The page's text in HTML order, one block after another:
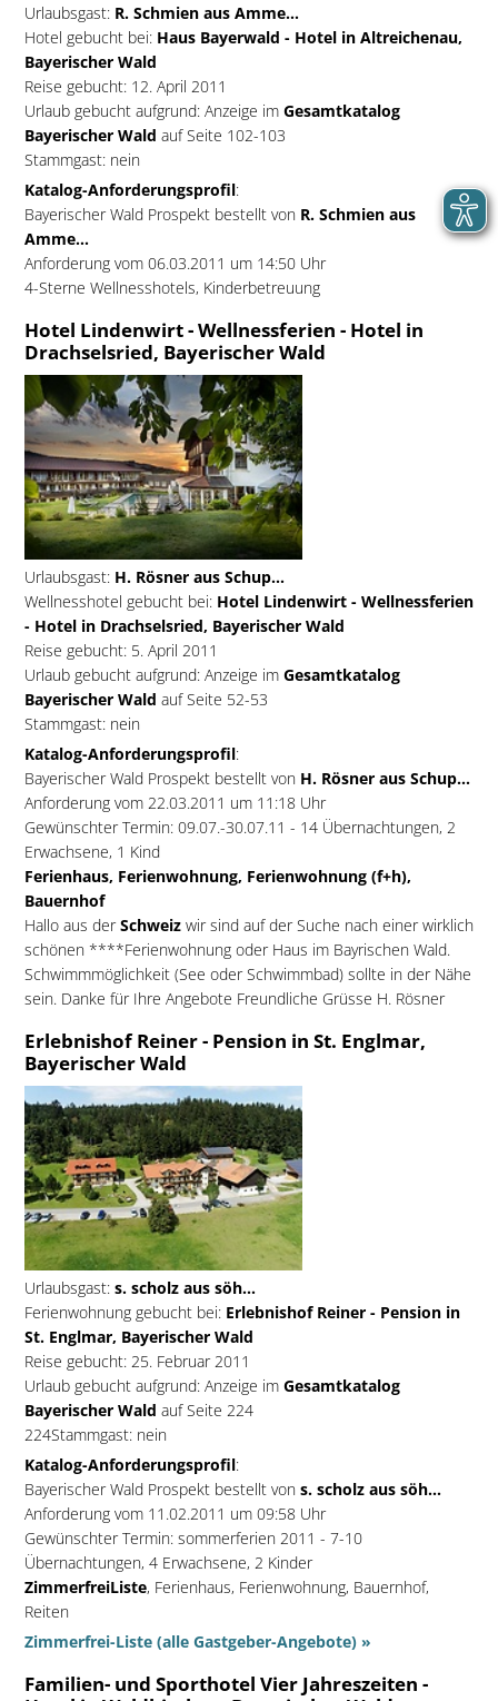
Urlaubsgast:R. Schmien aus Amme...
Hotel gebucht bei:Haus Bayerwald - Hotel in Altreichenau,
Bayerischer Wald
Reise gebucht: 12. April 2011
Urlaub gebucht aufgrund: Anzeige im Gesamtkatalog
Bayerischer Wald auf Seite 102-103
Stammgast: nein
Katalog-Anforderungsprofil:
Bayerischer Wald Prospekt bestellt von R. Schmien aus
Amme...
Anforderung vom 06.03.2011 um 14:50 Uhr
4-Sterne Wellnesshotels, Kinderbetreuung
Hotel Lindenwirt - Wellnessferien - Hotel in
Drachselsried, Bayerischer Wald
Urlaubsgast:H. Rösner aus Schup...
Wellnesshotel gebucht bei:Hotel Lindenwirt - Wellnessferien
- Hotel in Drachselsried, Bayerischer Wald
Reise gebucht: 5. April 2011
Urlaub gebucht aufgrund: Anzeige im Gesamtkatalog
Bayerischer Wald auf Seite 52-53
Stammgast: nein
Katalog-Anforderungsprofil:
Bayerischer Wald Prospekt bestellt von H. Rösner aus Schup...
Anforderung vom 22.03.2011 um 11:18 Uhr
Gewünschter Termin: 09.07.-30.07.11 - 14 Übernachtungen, 2
Erwachsene, 1 Kind
Ferienhaus, Ferienwohnung, Ferienwohnung (f+h),
Bauernhof
Hallo aus derSchweiz wir sind auf der Suche nach einer wirklich
schönen ****Ferienwohnung oder Haus im Bayrischen Wald.
Schwimmmöglichkeit (See oder Schwimmbad) sollte in der Nähe
sein. Danke für Ihre Angebote Freundliche Grüsse H. Rösner
Erlebnishof Reiner - Pension in St. Englmar,
Bayerischer Wald
Urlaubsgast:s. scholz aus söh...
Ferienwohnung gebucht bei:Erlebnishof Reiner - Pension in
St. Englmar, Bayerischer Wald
Reise gebucht: 25. Februar 2011
Urlaub gebucht aufgrund: Anzeige im Gesamtkatalog
Bayerischer Wald auf Seite 224
224Stammgast: nein
Katalog-Anforderungsprofil:
Bayerischer Wald Prospekt bestellt von s. scholz aus söh...
Anforderung vom 11.02.2011 um 09:58 Uhr
Gewünschter Termin: sommerferien 2011 - 7-10
Übernachtungen, 4 Erwachsene, 2 Kinder
ZimmerfreiListe, Ferienhaus, Ferienwohnung, Bauernhof,
Reiten
Zimmerfrei-Liste (alle Gastgeber-Angebote) »
Familien- und Sporthotel Vier Jahreszeiten -